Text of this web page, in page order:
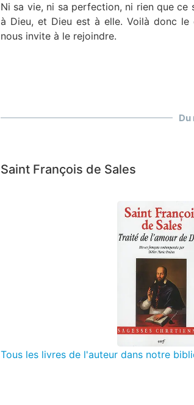
Ni sa vie, ni sa perfection, ni rien que ce
à Dieu, et Dieu est à elle. Voilà donc
nous invite à le rejoindre.
Du
Saint François de Sales
Tous les livres de l'auteur dans notre